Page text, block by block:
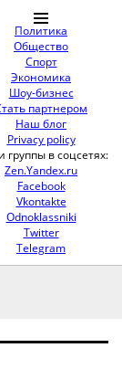
Политика
Общество
Спорт
Экономика
Шоу-бизнес
партнером
Наш блог
Privacy policy
группы в соцсетях:
Zen.Yandex.ru
Facebook
Vkontakte
Odnoklassniki
Twitter
Telegram